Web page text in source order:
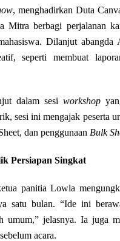
, menghadirkan Duta
Mitra berbagi perjalanan
Dilanjut
seperti membuat
dalam sesi workshop
sesi ini mengajak peserta
dan penggunaan Bulk
Persiapan Singkat
panitia Lowla
satu bulan. “Ide ini
umum,” jelasnya. Ia juga
acara.